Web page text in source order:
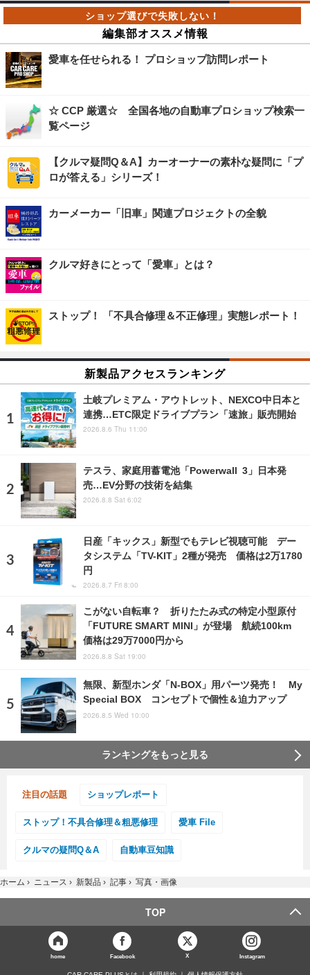
編集部オススメ情報
愛車を任せられる！ プロショップ訪問レポート
☆ CCP 厳選☆ 全国各地の自動車プロショップ検索一
覧ページ
【クルマ疑問Q＆A】カーオーナーの素朴な疑問に「プ
ロが答える」シリーズ！
カーメーカー「旧車」関連プロジェクトの全貌
クルマ好きにとって「愛車」とは？
ストップ！ 「不具合修理＆不正修理」実態レポート！
新製品アクセスランキング
土岐プレミアム・アウトレット、NEXCO中日本と
連携…ETC限定ドライブプラン「速旅」販売開始
2026.8.6 Thu 11:00
テスラ、家庭用蓄電池「Powerwall 3」日本発
売…EV分野の技術を結集
2026.8.8 Sat 6:02
日産「キックス」新型でもテレビ視聴可能 デー
タシステム「TV-KIT」2種が発売 価格は2万1780
円
2026.8.7 Fri 8:00
こがない自転車？ 折りたたみ式の特定小型原付
「FUTURE SMART MINI」が登場 航続100km
価格は29万7000円から
2026.8.8 Sat 19:00
無限、新型ホンダ「N-BOX」用パーツ発売！ My
Special BOX コンセプトで個性＆迫力アップ
2026.8.5 Wed 10:00
ランキングをもっと見る
注目の話題 ショップレポート
ストップ！不具合修理＆粗悪修理 愛車 File
クルマの疑問Q＆A 自動車豆知識
ホーム › ニュース › 新製品 › 記事 › 写真・画像
TOP
home Facebook X Instagram